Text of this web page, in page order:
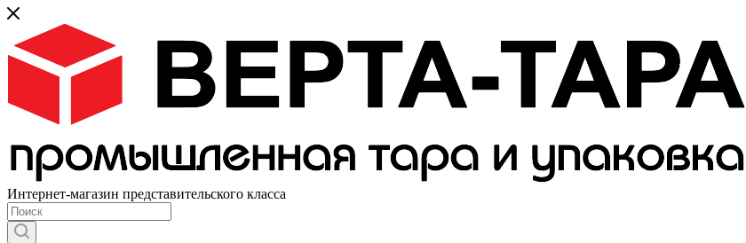
Интернет-магазин представительского класса